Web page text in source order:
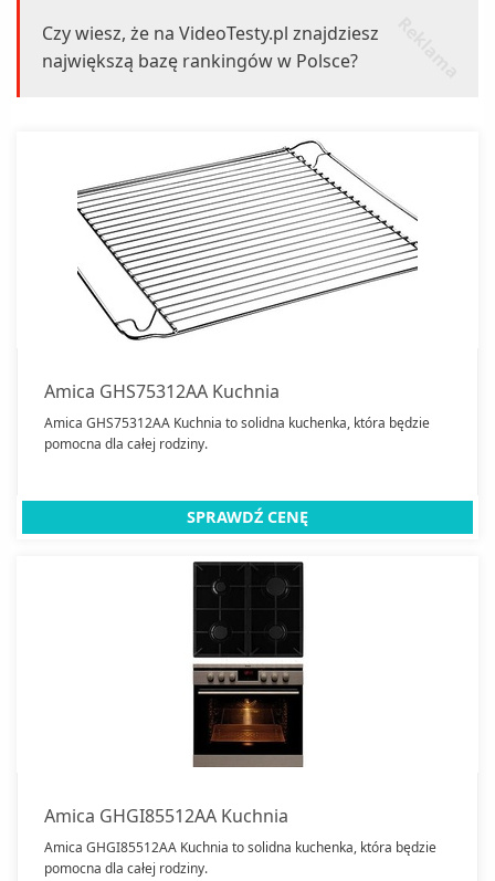
Czy wiesz, że na VideoTesty.pl znajdziesz
największą bazę rankingów w Polsce?
Amica GHS75312AA Kuchnia
Amica GHS75312AA Kuchnia to solidna kuchenka, która będzie
pomocna dla całej rodziny.
SPRAWDŹ CENĘ
Amica GHGI85512AA Kuchnia
Amica GHGI85512AA Kuchnia to solidna kuchenka, która będzie
pomocna dla całej rodziny.